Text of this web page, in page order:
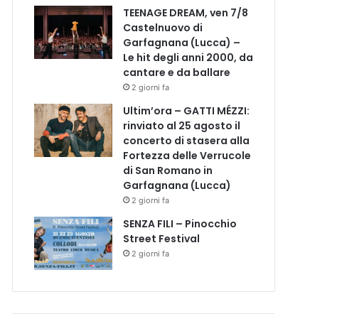
TEENAGE DREAM, ven 7/8
Castelnuovo di
Garfagnana (Lucca) –
Le hit degli anni 2000, da
cantare e da ballare
2 giorni fa
Ultim’ora – GATTI MÉZZI:
rinviato al 25 agosto il
concerto di stasera alla
Fortezza delle Verrucole
di San Romano in
Garfagnana (Lucca)
2 giorni fa
SENZA FILI – Pinocchio
Street Festival
2 giorni fa